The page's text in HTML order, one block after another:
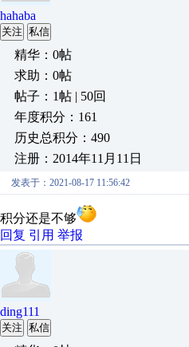
hahaba
关注 私信
精华：0帖
求助：0帖
帖子：1帖 | 50回
年度积分：161
历史总积分：490
注册：2014年11月11日
发表于：2021-08-17 11:56:42
积分还是不够
回复 引用 举报
ding111
关注 私信